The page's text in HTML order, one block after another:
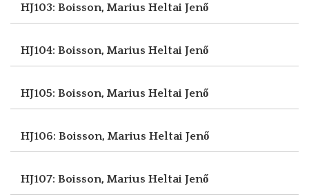
HJ103: Boisson, Marius Heltai Jenő
HJ104: Boisson, Marius Heltai Jenő
HJ105: Boisson, Marius Heltai Jenő
HJ106: Boisson, Marius Heltai Jenő
HJ107: Boisson, Marius Heltai Jenő